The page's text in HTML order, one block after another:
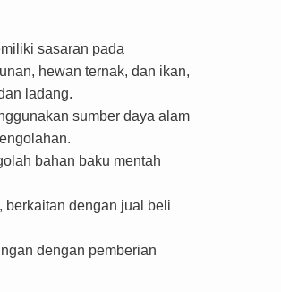
sasaran pada
hewan ternak, dan ikan,
ladang.
sumber daya alam
bahan baku mentah
berkaitan dengan jual beli
dengan pemberian